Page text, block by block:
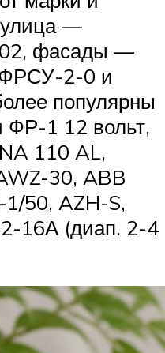
—
фасады —
2-0 и
популярны
1 12 вольт,
110 AL,
30, ABB
50, AZH-S,
16А (диап. 2-4